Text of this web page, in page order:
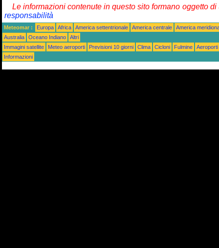
Le informazioni contenute in questo sito formano oggetto
responsabilità
Meteomar : Europa Africa America settentrionale America centrale
America
Australia
Oceano Indiano
Altri
Immagini satellite
Meteo aeroporti Previsioni 10 giorni Clima Cicloni Fulmine
Aeroporti
Informazioni